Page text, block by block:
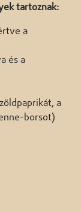
tartoznak:
a
és a
a
borsot)